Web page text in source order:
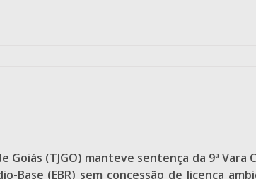
(TJGO) manteve sentença da 9ª Vara
(EBR) sem concessão de licença